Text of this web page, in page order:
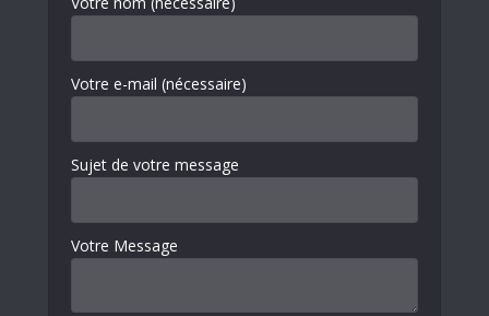
Votre e-mail (nécessaire)
Sujet de votre message
Votre Message